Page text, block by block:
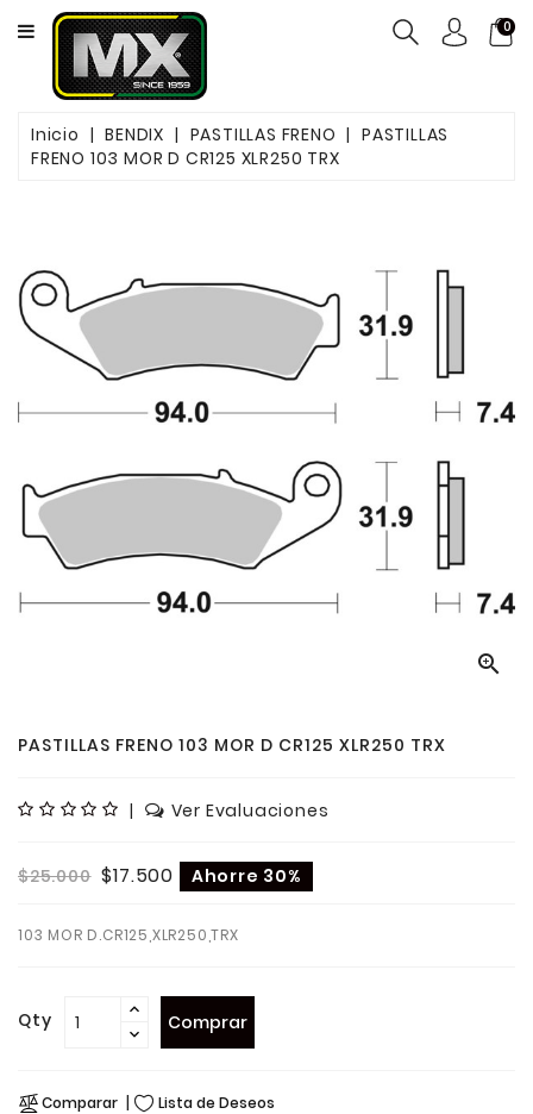
CATEGORY
NEUMÁTICOS
ACEITES
PASTILLAS
DE
FRENO
SERVICIOS
0
Inicio BENDIX PASTILLAS FRENO
PASTILLAS
FRENO 103 MOR D CR125 XLR250 TRX

PASTILLAS FRENO 103 MOR D CR125 XLR250 TRX
| Ver Evaluaciones
$25.000 $17.500 Ahorre 30%
103 MOR D.CR125,XLR250,TRX
Qty Comprar
Comparar Lista de Deseos